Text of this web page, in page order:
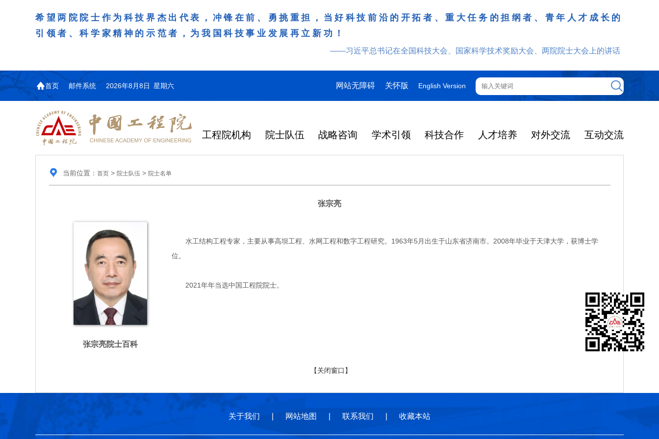
希望两院院士作为科技界杰出代表，冲锋在前、勇挑重担，当好科技前沿的开拓者、重大任务的担纲者、青年人才成长的
引领者、科学家精神的示范者，为我国科技事业发展再立新功！
——习近平总书记在全国科技大会、国家科学技术奖励大会、两院院士大会上的讲话
首页 邮件系统 2026年8月8日 星期六 网站无障碍 关怀版 English Version
工程院机构 院士队伍 战略咨询 学术引领 科技合作 人才培养 对外交流 互动交流
当前位置： 首页> 院士队伍 > 院士名单
张宗亮
张宗亮院士百科
水工结构工程专家，主要从事高坝工程、水网工程和数字工程研究。1963年5月出生于山东省济南市。2008年毕业于天津大学，获博士学
位。
2021年年当选中国工程院院士。
【关闭窗口】
关于我们 网站地图 联系我们 收藏本站